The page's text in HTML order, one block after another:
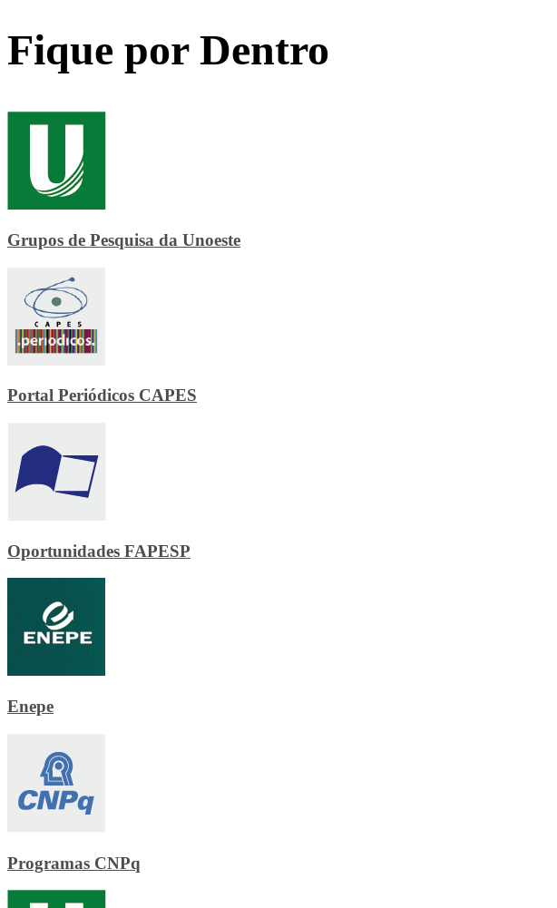
Fique por Dentro
Grupos de Pesquisa da Unoeste
Portal Periódicos CAPES
Oportunidades FAPESP
Enepe
Programas CNPq